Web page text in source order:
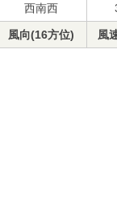
西南西
風向(16方位) 風